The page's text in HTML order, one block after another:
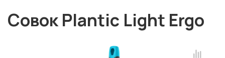
Совок Plantic Light Ergo